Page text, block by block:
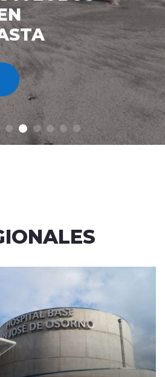
AL CRÉDITO
A UN 3%